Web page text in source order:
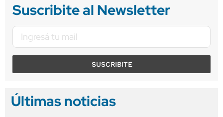
Suscribite al Newsletter
SUSCRIBITE
Últimas noticias